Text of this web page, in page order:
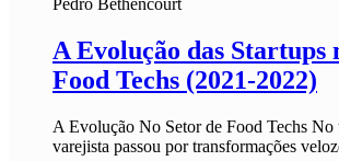
A Evolução das Startups
Food Techs (2021-2022)
A Evolução No Setor de Food Techs No
varejista passou por transformações